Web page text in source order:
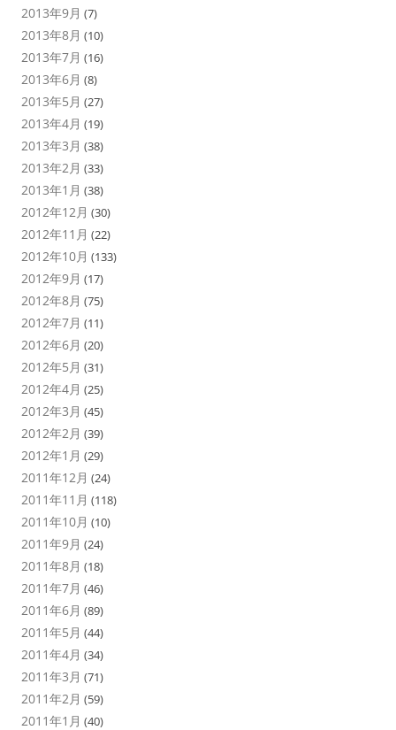
2013年9月 (7)
2013年8月 (10)
2013年7月 (16)
2013年6月 (8)
2013年5月 (27)
2013年4月 (19)
2013年3月 (38)
2013年2月 (33)
2013年1月 (38)
2012年12月 (30)
2012年11月 (22)
2012年10月 (133)
2012年9月 (17)
2012年8月 (75)
2012年7月 (11)
2012年6月 (20)
2012年5月 (31)
2012年4月 (25)
2012年3月 (45)
2012年2月 (39)
2012年1月 (29)
2011年12月 (24)
2011年11月 (118)
2011年10月 (10)
2011年9月 (24)
2011年8月 (18)
2011年7月 (46)
2011年6月 (89)
2011年5月 (44)
2011年4月 (34)
2011年3月 (71)
2011年2月 (59)
2011年1月 (40)